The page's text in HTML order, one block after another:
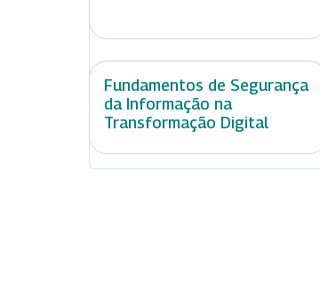
Fundamentos de Segurança
da Informação na
Transformação Digital